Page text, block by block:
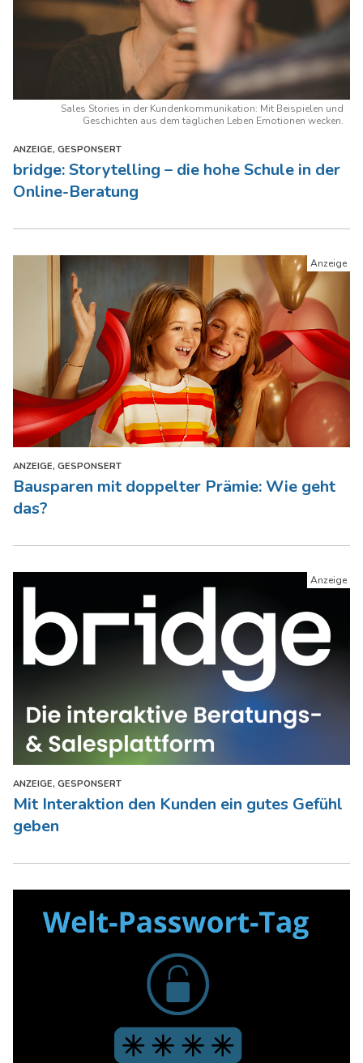
Sales Stories in der Kundenkommunikation: Mit Beispielen und
Geschichten aus dem täglichen Leben Emotionen wecken.
ANZEIGE, GESPONSERT
bridge: Storytelling – die hohe Schule in der
Online-Beratung
ANZEIGE, GESPONSERT
Bausparen mit doppelter Prämie: Wie geht
das?
ANZEIGE, GESPONSERT
Mit Interaktion den Kunden ein gutes Gefühl
geben